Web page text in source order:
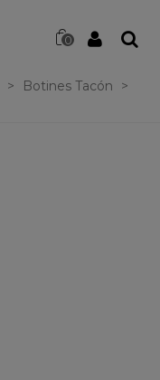
0
> Botines Tacón
>